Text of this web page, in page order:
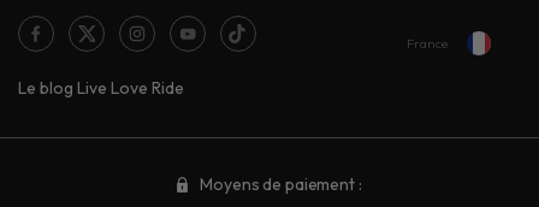
Le blog Live Love Ride
France
Moyens de paiement :